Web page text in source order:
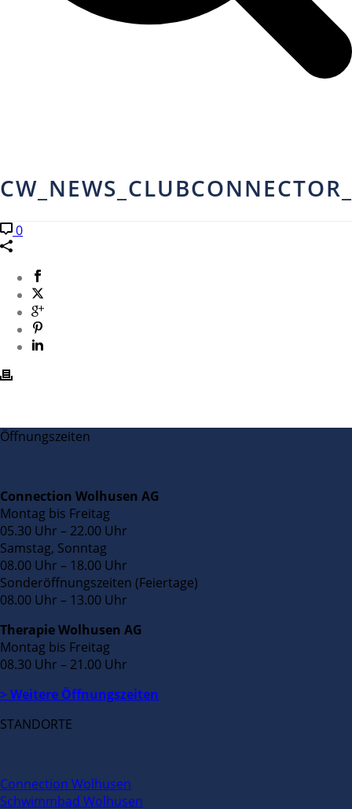
0
Öffnungszeiten
Connection Wolhusen AG
Montag bis Freitag
05.30 Uhr – 22.00 Uhr
Samstag, Sonntag
08.00 Uhr – 18.00 Uhr
Sonderöffnungszeiten (Feiertage)
08.00 Uhr – 13.00 Uhr
Therapie Wolhusen AG
Montag bis Freitag
08.30 Uhr – 21.00 Uhr
> Weitere Öffnungszeiten
STANDORTE
Connection Wolhusen
Schwimmbad Wolhusen